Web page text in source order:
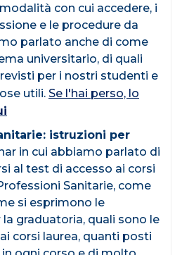
con cui accedere, i
e le procedure da
parlato anche di come
universitario, di quali
per i nostri studenti e
utili. Se l'hai perso, lo
istruzioni per
in cui abbiamo parlato di
al test di accesso ai corsi
Sanitarie, come
si esprimono le
graduatoria, quali sono le
corsi laurea, quanti posti